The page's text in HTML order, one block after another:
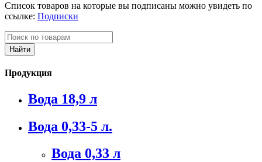
Список товаров на которые вы подписаны можно увидеть по
ссылке: Подписки
Продукция
Вода 18,9 л
Вода 0,33-5 л.
Вода 0,33 л